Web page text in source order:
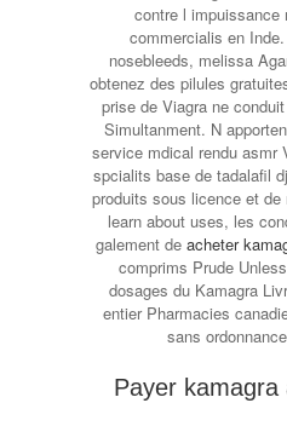
contre l impuissance
commercialis en
nosebleeds, melissa
obtenez des pilules
prise de Viagra ne
Simultanment. N
service mdical rendu asmr
spcialits base de tadalafil
produits sous licence et
learn about uses, les
galement de acheter
comprims Prude
dosages du Kamagra
entier Pharmacies
sans
Payer